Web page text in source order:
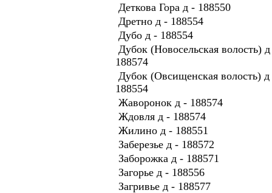
Деткова Гора д - 188550
Дретно д - 188554
Дубо д - 188554
Дубок (Новосельская волость)
188574
Дубок (Овсищенская волость) д
188554
Жаворонок д - 188574
Ждовля д - 188574
Жилино д - 188551
Заберезье д - 188572
Заборожка д - 188571
Загорье д - 188556
Загривье д - 188577